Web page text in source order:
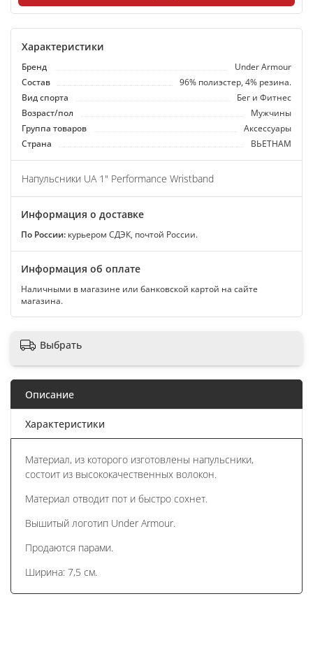
Характеристики
Бренд
Under Armour
Состав
96% полиэстер, 4% резина.
Вид спорта
Бег и Фитнес
Возраст/пол
Мужчины
Группа товаров
Аксессуары
Страна
ВЬЕТНАМ
Напульсники UA 1" Performance Wristband
Информация о доставке
По России: курьером СДЭК, почтой России.
Информация об оплате
Наличными в магазине или банковской картой на сайте
магазина.
Выбрать
Описание
Характеристики
Материал, из которого изготовлены напульсники,
состоит из высококачественных волокон.
Материал отводит пот и быстро сохнет.
Вышитый логотип Under Armour.
Продаются парами.
Ширина: 7,5 см.